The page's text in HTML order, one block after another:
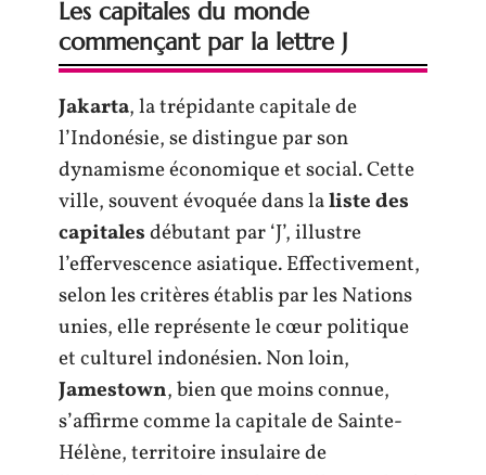
Les capitales du monde
commençant par la lettre J
Jakarta, la trépidante capitale de
l’Indonésie, se distingue par son
dynamisme économique et social. Cette
ville, souvent évoquée dans laliste des
capitalesdébutant par ‘J’, illustre
l’effervescence asiatique. Effectivement,
selon les critères établis par les Nations
unies, elle représente le cœur politique
et culturel indonésien. Non loin,
Jamestown, bien que moins connue,
s’affirme comme la capitale de Sainte-
Hélène, territoire insulaire de